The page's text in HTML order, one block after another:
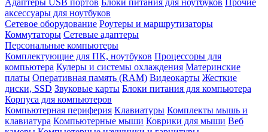
Адаптеры USB портов Блоки питания для ноутбуков Прочие
аксессуары для ноутбуков
Сетевое оборудование Роутеры и маршрутизаторы
Коммутаторы Сетевые адаптеры
Персональные компьютеры
Комплектующие для ПК, ноутбуков Процессоры для
компьютера Кулеры и системы охлаждения Материнские
платы Оперативная память (RAM) Видеокарты Жесткие
диски, SSD Звуковые карты Блоки питания для компьютера
Корпуса для компьютеров
Компьютерная периферия Клавиатуры Комплекты мышь и
клавиатура Компьютерные мыши Коврики для мыши Веб